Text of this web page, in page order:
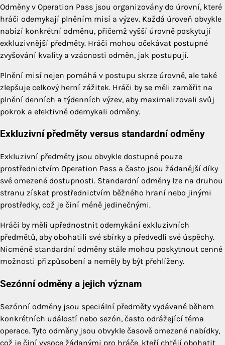
Odměny v Operation Pass jsou organizovány do úrovní, které
hráči odemykají plněním misí a výzev. Každá úroveň obvykle
nabízí konkrétní odměnu, přičemž vyšší úrovně poskytují
exkluzivnější předměty. Hráči mohou očekávat postupné
zvyšování kvality a vzácnosti odměn, jak postupují.
Plnění misí nejen pomáhá v postupu skrze úrovně, ale také
zlepšuje celkový herní zážitek. Hráči by se měli zaměřit na
plnění denních a týdenních výzev, aby maximalizovali svůj
pokrok a efektivně odemykali odměny.
Exkluzivní předměty versus standardní odměny
Exkluzivní předměty jsou obvykle dostupné pouze
prostřednictvím Operation Pass a často jsou žádanější díky
své omezené dostupnosti. Standardní odměny lze na druhou
stranu získat prostřednictvím běžného hraní nebo jinými
prostředky, což je činí méně jedinečnými.
Hráči by měli upřednostnit odemykání exkluzivních
předmětů, aby obohatili své sbírky a předvedli své úspěchy.
Nicméně standardní odměny stále mohou poskytnout cenné
možnosti přizpůsobení a neměly by být přehlíženy.
Sezónní odměny a jejich význam
Sezónní odměny jsou speciální předměty vydávané během
konkrétních událostí nebo sezón, často odrážející téma
operace. Tyto odměny jsou obvykle časově omezené nabídky,
což je činí vysoce žádanými pro hráče, kteří chtějí obohatit